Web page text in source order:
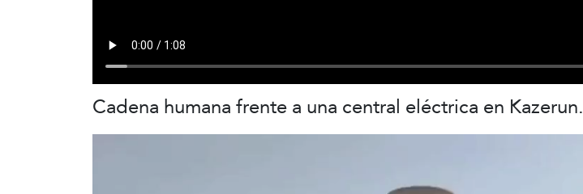
Cadena humana frente a una central eléctrica en Kazerun.